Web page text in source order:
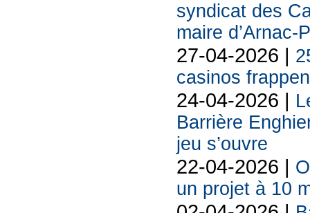
syndicat des
maire d’Arnac-
27-04-2026 |
casinos
24-04-2026 |
Barrière
jeu s’ouvre
22-04-2026 |
un projet à 10